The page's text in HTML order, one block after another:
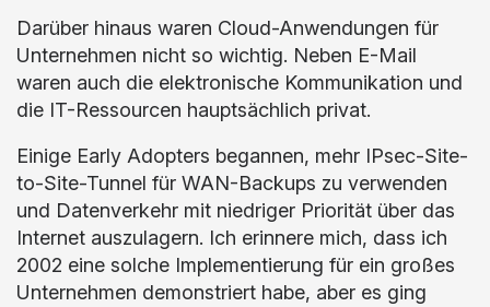
Darüber hinaus waren Cloud-Anwendungen für
Unternehmen nicht so wichtig. Neben E-Mail
waren auch die elektronische Kommunikation und
die IT-Ressourcen hauptsächlich privat.
Einige Early Adopters begannen, mehr IPsec-Site-
to-Site-Tunnel für WAN-Backups zu verwenden
und Datenverkehr mit niedriger Priorität über das
Internet auszulagern. Ich erinnere mich, dass ich
2002 eine solche Implementierung für ein großes
Unternehmen demonstriert habe, aber es ging